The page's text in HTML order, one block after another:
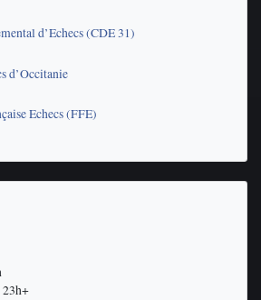
d’Echecs (CDE 31)
d’Occitanie
Echecs (FFE)
23h+